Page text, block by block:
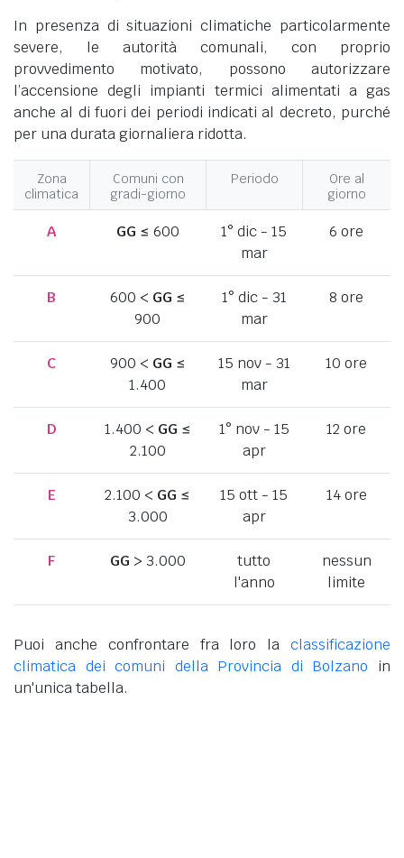
In presenza di situazioni climatiche particolarmente
severe, le autorità comunali, con proprio
provvedimento motivato, possono autorizzare
l’accensione degli impianti termici alimentati a gas
anche al di fuori dei periodi indicati al decreto, purché
per una durata giornaliera ridotta.
Zona
climatica
Comuni con
gradi-giorno
Periodo
Ore al
giorno
A GG ≤ 600
1° dic - 15
mar
6 ore
B 600 < GG ≤
900
1° dic - 31
mar
8 ore
C 900 < GG ≤
1.400
15 nov - 31
mar
10 ore
D 1.400 < GG ≤
2.100
1° nov - 15
apr
12 ore
E 2.100 < GG ≤
3.000
15 ott - 15
apr
14 ore
F GG > 3.000
tutto
l'anno
nessun
limite
Puoi anche confrontare fra loro la classificazione
climatica dei comuni della Provincia di Bolzano in
un'unica tabella.